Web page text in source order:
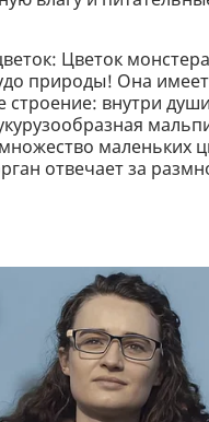
Цветок монстера
природы! Она
строение: внутри
маленьких
отвечает за